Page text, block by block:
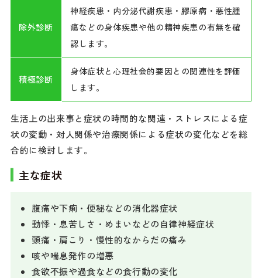
除外診断
神経疾患・内分泌代謝疾患・膠原病・悪性腫
瘍などの身体疾患や他の精神疾患の有無を確
認します。
積極診断
身体症状と心理社会的要因との関連性を評価
します。
生活上の出来事と症状の時間的な関連・ストレスによる症
状の変動・対人関係や治療関係による症状の変化などを総
合的に検討します。
主な症状
腹痛や下痢・便秘などの消化器症状
動悸・息苦しさ・めまいなどの自律神経症状
頭痛・肩こり・慢性的なからだの痛み
咳や喘息発作の増悪
食欲不振や過食などの食行動の変化